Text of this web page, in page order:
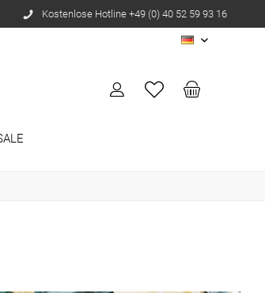
Kostenlose Hotline +49 (0) 40 52 59 93 16
DE